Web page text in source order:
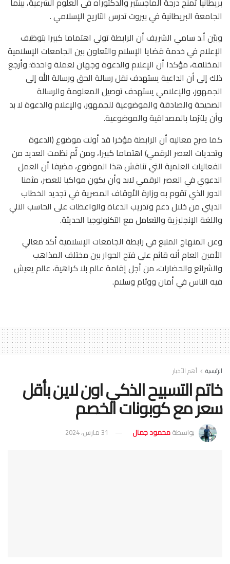
الجامعة البريطانية في بيروت تدرس التاريخ الإسلامي .
وبيّن أ.د سامي الشريف أن الرابطة تولي اهتماما كبيرا بتوظيف
الإعلام في خدمة قضايا الإسلام والتعاون بين الجامعات الإسلامية
المختلفة، مؤكدا أن الإعلام والدعوة وجهان لعملة واحدة؛ وأرجع
ذلك إلى أن الداعية يستهدف نقل رسالة الحق ورسالة الله إلى
الجمهور، والإعلامي يستهدف توصيل المعلومة والرسالة
الصحيحة والصادقة والموضوعية للجمهور، والإعلام والدعوة لا بد
وأن يلتزما بالمصداقية والموضوعية.
كما صرح معاليه أن الرابطة مؤخرا قد أولت موضوع (الدعوة
وتحديات العصر الرقمي) اهتماما كبيرا، ومن ثّم نظمت العديد من
الفعاليات العلمية التي تناقش هذا الموضوع، مضيفا أن العمل
الدعوي في العصر الرقمي لابد وأن يكون مواكبا للعصر، مثمنا
الدور الذي تقوم به وزارة الأوقاف المصرية في تجديد الخطاب
الديني من خلال دعم وتدريب الدعاة والواعظات على الحاسب الآلي
واللغة الإنجليزية والتعامل مع التكنولوجيا الحديثة.
وعن المنهاج المتبع في رابطة الجامعات الإسلامية أكد معالي
الأمين العام أنه قائم على فتح الحوار بين مختلف المذاهب
والشرائع والحضارات، من أجل إقامة عالم بلا كراهية، عالم يعيش
فيه الناس في أمان ووئام وسلام.
الرئيسية أهم الأخبار
خاتم التسبيح الذكي اون لاين بأقل
سعر مع كوبونات الخصم
بواسطةمحمود جمال 31 مارس، 2024